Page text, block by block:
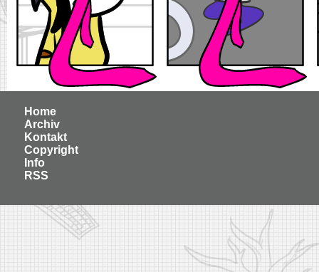
Home
Archiv
Kontakt
Copyright
Info
RSS